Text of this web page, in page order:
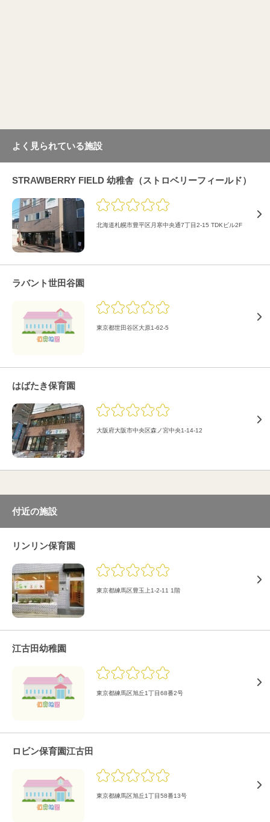
よく見られている施設
STRAWBERRY FIELD 幼稚舎（ストロベリーフィールド）
北海道札幌市豊平区月寒中央通7丁目2-15 TDKビル2F
ラバント世田谷園
東京都世田谷区大原1-62-5
はばたき保育園
大阪府大阪市中央区森ノ宮中央1-14-12
付近の施設
リンリン保育園
東京都練馬区豊玉上1-2-11 1階
江古田幼稚園
東京都練馬区旭丘1丁目68番2号
ロビン保育園江古田
東京都練馬区旭丘1丁目58番13号